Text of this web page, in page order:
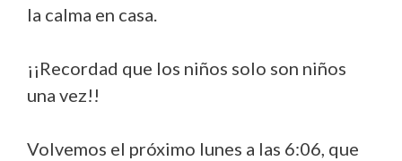
la calma en casa.
¡¡Recordad que los niños solo son niños
una vez!!
Volvemos el próximo lunes a las 6:06, que